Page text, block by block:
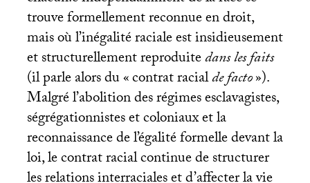
trouve formellement reconnue en droit,
mais où l’inégalité raciale est insidieusement
et structurellement reproduitedans les faits
(il parle alors du «contrat racialde facto»).
Malgré l’abolition des régimes esclavagistes,
ségrégationnistes et coloniaux et la
reconnaissance de l’égalité formelle devant la
loi, le contrat racial continue de structurer